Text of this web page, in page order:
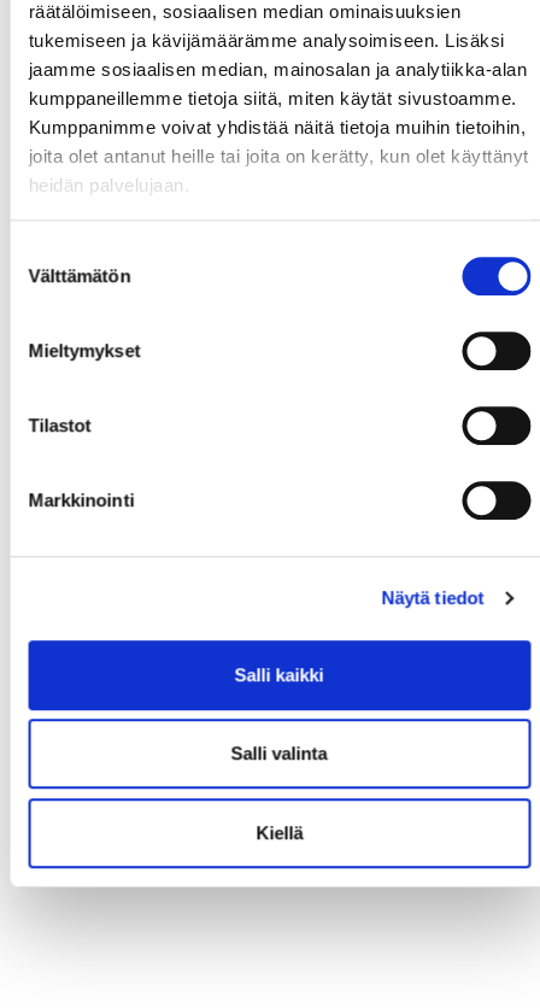
räätälöimiseen, sosiaalisen median ominaisuuksien
tukemiseen ja kävijämäärämme analysoimiseen. Lisäksi
jaamme sosiaalisen median, mainosalan ja analytiikka-alan
kumppaneillemme tietoja siitä, miten käytät sivustoamme.
Kumppanimme voivat yhdistää näitä tietoja muihin tietoihin,
joita olet antanut heille tai joita on kerätty, kun olet käyttänyt
heidän palvelujaan.
valinta
Välttämätön
Mieltymykset
Tilastot
Markkinointi
Näytä tiedot
Salli kaikki
Salli valinta
Kiellä